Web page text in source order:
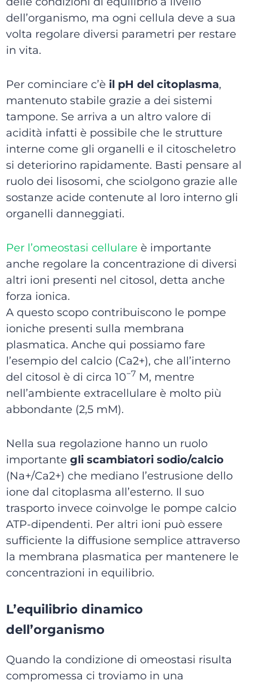
dell’organismo, ma ogni cellula deve a sua
volta regolare diversi parametri per restare
in vita.
Per cominciare c’è il pH del citoplasma,
mantenuto stabile grazie a dei sistemi
tampone. Se arriva a un altro valore di
acidità infatti è possibile che le strutture
interne come gli organelli e il citoscheletro
si deteriorino rapidamente. Basti pensare al
ruolo dei lisosomi, che sciolgono grazie alle
sostanze acide contenute al loro interno gli
organelli danneggiati.
Per l’omeostasi cellulare è importante
anche regolare la concentrazione di diversi
altri ioni presenti nel citosol, detta anche
forza ionica.
A questo scopo contribuiscono le pompe
ioniche presenti sulla membrana
plasmatica. Anche qui possiamo fare
l’esempio del calcio (Ca2+), che all’interno
del citosol è di circa 10−7 M, mentre
nell’ambiente extracellulare è molto più
abbondante (2,5 mM).
Nella sua regolazione hanno un ruolo
importante gli scambiatori sodio/calcio
(Na+/Ca2+) che mediano l’estrusione dello
ione dal citoplasma all’esterno. Il suo
trasporto invece coinvolge le pompe calcio
ATP-dipendenti. Per altri ioni può essere
sufficiente la diffusione semplice attraverso
la membrana plasmatica per mantenere le
concentrazioni in equilibrio.
L’equilibrio dinamico
dell’organismo
Quando la condizione di omeostasi risulta
compromessa ci troviamo in una